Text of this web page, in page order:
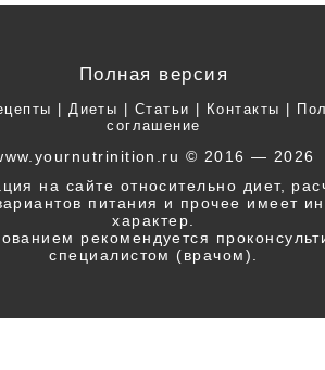
Полная версия
| Диеты | Статьи | Контакты |
соглашение
© 2016 — 2026
на сайте относительно диет,
питания и прочее имеет
характер.
рекомендуется
специалистом (врачом).